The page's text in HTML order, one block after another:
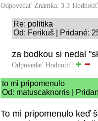
Odpovedať Známka: 3.3
Re: politika
Od: Ferikuš | Pridané:
za bodkou si nedal
Odpovedať Hodnotiť:
to mi pripomenulo
Od: matuscaknorris |
To mi pripomenulo keď